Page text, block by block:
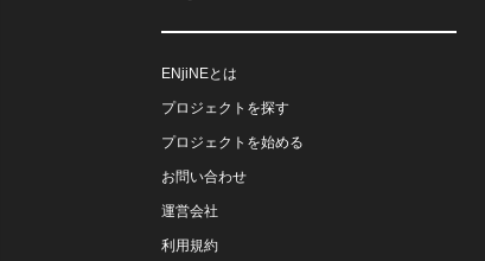
ENjiNEとは
プロジェクトを探す
プロジェクトを始める
お問い合わせ
運営会社
利用規約